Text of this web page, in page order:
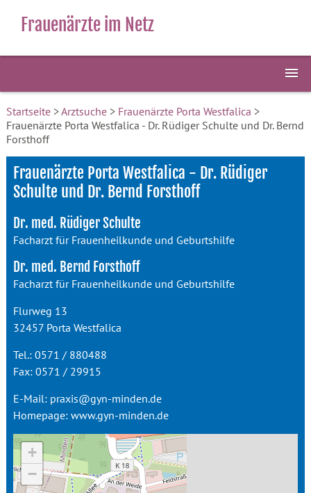
Frauenärzte im Netz
Startseite>Arztsuche> Frauenärzte Porta Westfalica >
Frauenärzte Porta Westfalica - Dr. Rüdiger Schulte und Dr. Bernd
Forsthoff
Frauenärzte Porta Westfalica - Dr. Rüdiger
Schulte und Dr. Bernd Forsthoff
Dr. med. Rüdiger Schulte
Facharzt für Frauenheilkunde und Geburtshilfe
Dr. med. Bernd Forsthoff
Facharzt für Frauenheilkunde und Geburtshilfe
Flurweg 13
32457 Porta Westfalica
Tel.: 0571 / 880488
Fax: 0571 / 29915
E-Mail: praxis@gyn-minden.de
Homepage: www.gyn-minden.de
+
−